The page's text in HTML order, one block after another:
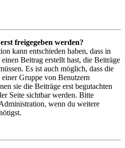
freigegeben werden?
kann entschieden haben, dass in
Beitrag erstellt hast, die Beiträge
Es ist auch möglich, dass die
Gruppe von Benutzern
sie die Beiträge erst begutachten
Seite sichtbar werden. Bitte
wenn du weitere